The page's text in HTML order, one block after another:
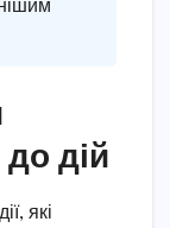
дій
які